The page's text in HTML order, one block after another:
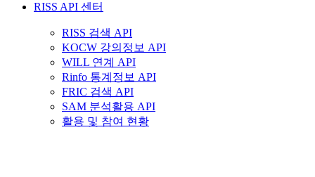
RISS API 센터
RISS 검색 API
KOCW 강의정보 API
WILL 연계 API
Rinfo 통계정보 API
FRIC 검색 API
SAM 분석활용 API
활용 및 참여 현황